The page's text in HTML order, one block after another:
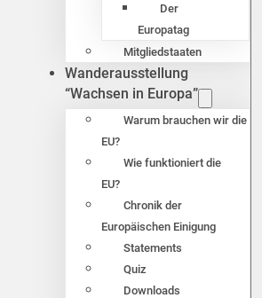
Der
Europatag
Mitgliedstaaten
Wanderausstellung
“Wachsen in Europa”
Warum brauchen wir die
EU?
Wie funktioniert die
EU?
Chronik der
Europäischen Einigung
Statements
Quiz
Downloads